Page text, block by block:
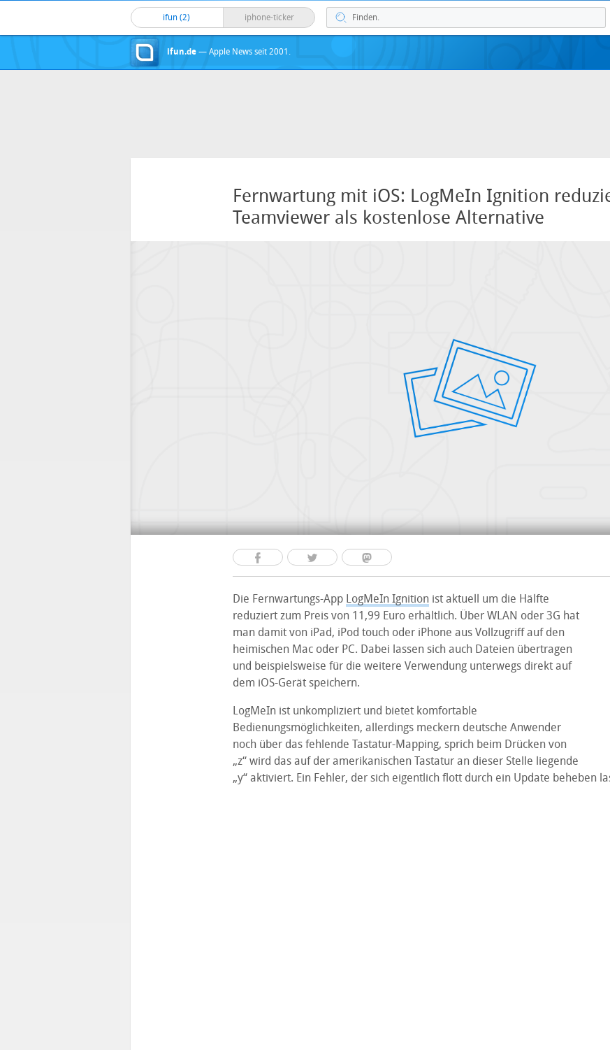
ifun (2) iphone-ticker
ifun.de — Apple News seit 2001.
Fernwartung mit iOS: LogMeIn Ignition
Teamviewer als kostenlose Alternative
Die Fernwartungs-App LogMeIn Ignitionist aktuell um die Hälfte
reduziert zum Preis von 11,99 Euro erhältlich. Über WLAN oder 3G hat
man damit von iPad, iPod touch oder iPhone aus Vollzugriff auf den
heimischen Mac oder PC. Dabei lassen sich auch Dateien übertragen
und beispielsweise für die weitere Verwendung unterwegs direkt auf
dem iOS-Gerät speichern.
LogMeIn ist unkompliziert und bietet komfortable
Bedienungsmöglichkeiten, allerdings meckern deutsche Anwender
noch über das fehlende Tastatur-Mapping, sprich beim Drücken von
„z“ wird das auf der amerikanischen Tastatur an dieser Stelle liegende
„y“ aktiviert. Ein Fehler, der sich eigentlich flott durch ein Update beheben